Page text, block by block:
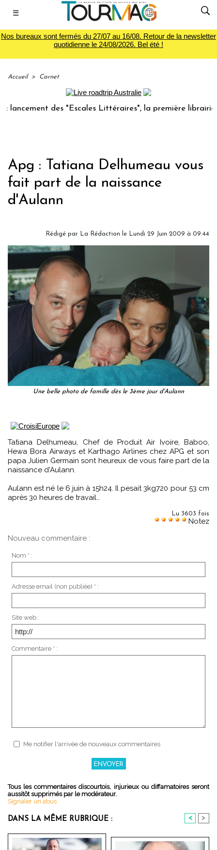
☰
Nos bureaux sont fermés du 27/07 au 16/08. Retour de la newsletter
quotidienne le 24/08/2026. Bel été !
Accueil > Carnet
des "Escales Littéraires", la première librairie du
Apg : Tatiana Delhumeau vous
fait part de la naissance
d'Aulann
Rédigé par La Rédaction le Lundi 29 Juin 2009 à 09:44
Une belle photo de famille dès le 3ème jour d'Aulann
Tatiana Delhumeau, Chef de Produit Air Ivoire, Baboo,
Hewa Bora Airways et Karthago Airlines chez APG et son
papa Julien Germain sont heureux de vous faire part de la
naissance d'Aulann.
Aulann est né le 6 juin à 15h24. Il pesait 3kg720 pour 53 cm
après 30 heures de travail…
Lu 3603 fois
Notez
Nouveau commentaire :
Nom * :
Adresse email (non publiée) * :
Site web :
Commentaire * :
Me notifier l'arrivée de nouveaux commentaires
Tous les commentaires discourtois, injurieux ou diffamatoires seront
aussitôt supprimés par le modérateur.
Signaler un abus
DANS LA MÊME RUBRIQUE : < >